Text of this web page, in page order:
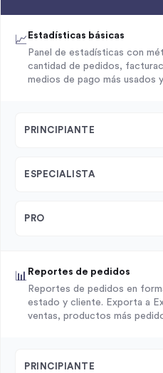
📈 Estadísticas básicas
Panel de estadísticas con
cantidad de pedidos,
medios de pago más usados
PRINCIPIANTE
ESPECIALISTA
PRO
📊 Reportes de pedidos
Reportes de pedidos en
estado y cliente. Exporta a
ventas, productos más
PRINCIPIANTE